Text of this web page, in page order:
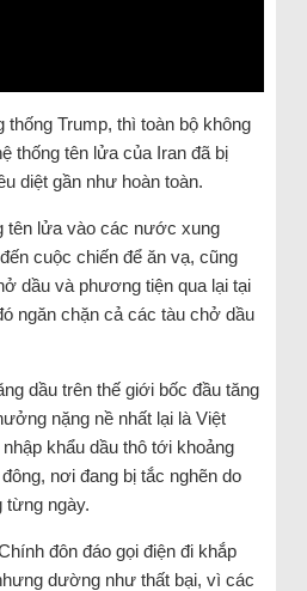
thống Trump, thì toàn bộ không
thống tên lửa của Iran đã bị
diệt gần như hoàn toàn.
tên lửa vào các nước xung
cuộc chiến để ăn vạ, cũng
dầu và phương tiện qua lại tại
ngăn chặn cả các tàu chở dầu
dầu trên thế giới bốc đầu tăng
nặng nề nhất lại là Việt
khẩu dầu thô tới khoảng
nơi đang bị tắc nghẽn do
từng ngày.
đôn đáo gọi điện đi khắp
dường như thất bại, vì các